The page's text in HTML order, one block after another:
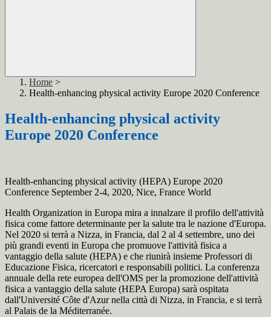
Home >
Health-enhancing physical activity Europe 2020 Conference
Health-enhancing physical activity
Europe 2020 Conference
Health-enhancing physical activity (HEPA) Europe 2020
Conference September 2-4, 2020, Nice, France World
Health Organization in Europa mira a innalzare il profilo dell'attività
fisica come fattore determinante per la salute tra le nazione d'Europa.
Nel 2020 si terrà a Nizza, in Francia, dal 2 al 4 settembre, uno dei
più grandi eventi in Europa che promuove l'attività fisica a
vantaggio della salute (HEPA) e che riunirà insieme Professori di
Educazione Fisica, ricercatori e responsabili politici. La conferenza
annuale della rete europea dell'OMS per la promozione dell'attività
fisica a vantaggio della salute (HEPA Europa) sarà ospitata
dall'Université Côte d'Azur nella città di Nizza, in Francia, e si terrà
al Palais de la Méditerranée.